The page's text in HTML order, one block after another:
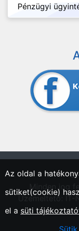
Pénzügyi
Minden jog
Üzemeltető:
Az oldal a
sütiket(cookie)
el a süti